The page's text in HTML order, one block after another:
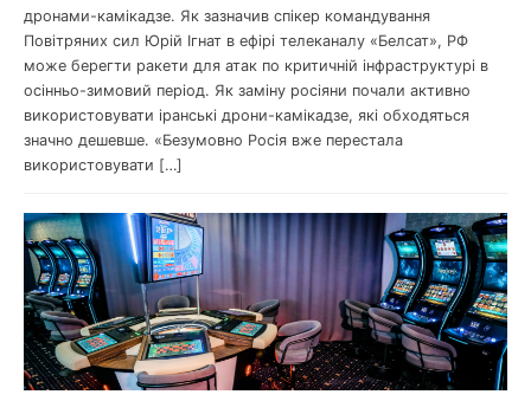
дронами-камікадзе. Як зазначив спікер командування
Повітряних сил Юрій Ігнат в ефірі телеканалу «Белсат», РФ
може берегти ракети для атак по критичній інфраструктурі в
осінньо-зимовий період. Як заміну росіяни почали активно
використовувати іранські дрони-камікадзе, які обходяться
значно дешевше. «Безумовно Росія вже перестала
використовувати […]